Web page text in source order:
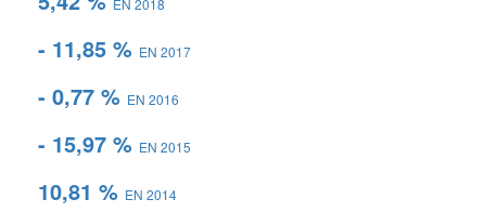
EN 2018
- 11,85 % EN 2017
- 0,77 % EN 2016
- 15,97 % EN 2015
10,81 % EN 2014